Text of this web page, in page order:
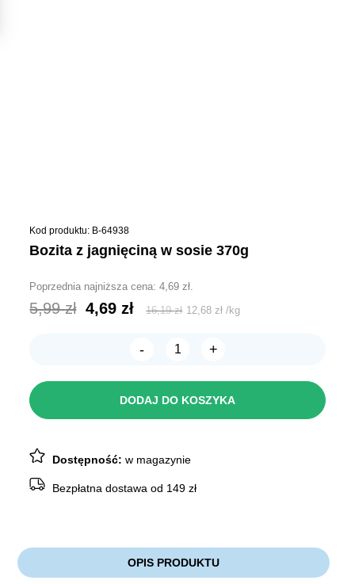
Kod produktu: B-64938
bozita z jagnięciną w sosie 370g
Poprzednia najniższa cena:4,69zł.
5,99zł Pierwotna
wynosiła:
5,99 zł.
4,69złAktualna
wynosi:
4,69 zł.
16,19zł 12,68zł /kg
-
ilość
w
+
DODAJ DO KOSZYKA
Dostępność:w magazynie
Bezpłatna dostawa od 149 zł
OPIS PRODUKTU